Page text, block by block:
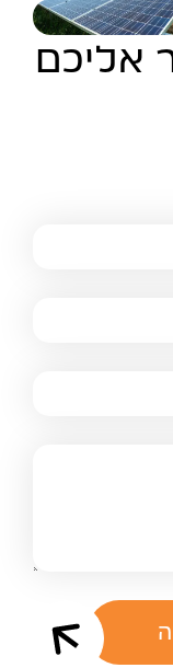
אליכם